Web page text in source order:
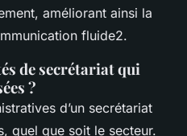
améliorant ainsi la
fluide2.
de secrétariat qui
?
d’un secrétariat
quel que soit le secteur.